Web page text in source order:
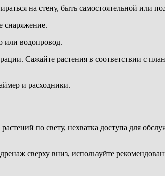
на стену, быть самостоятельной или
снаряжение.
или водопровод.
Сажайте растения в соответствии с
и расходники.
по свету, нехватка доступа для
сверху вниз, используйте